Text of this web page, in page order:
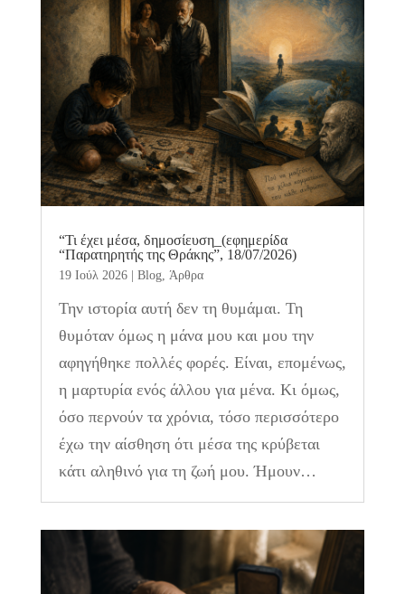
“Τι έχει μέσα, δημοσίευση_(εφημερίδα
“Παρατηρητής της Θράκης”, 18/07/2026)
19 Ιούλ 2026| Blog, Άρθρα
Την ιστορία αυτή δεν τη θυμάμαι. Τη
θυμόταν όμως η μάνα μου και μου την
αφηγήθηκε πολλές φορές. Είναι, επομένως,
η μαρτυρία ενός άλλου για μένα. Κι όμως,
όσο περνούν τα χρόνια, τόσο περισσότερο
έχω την αίσθηση ότι μέσα της κρύβεται
κάτι αληθινό για τη ζωή μου. Ήμουν…